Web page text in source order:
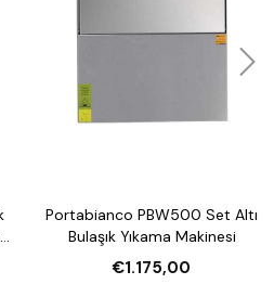
Portabianco PBW500 Set Altı
Bulaşık Yıkama Makinesi
€1.175,00